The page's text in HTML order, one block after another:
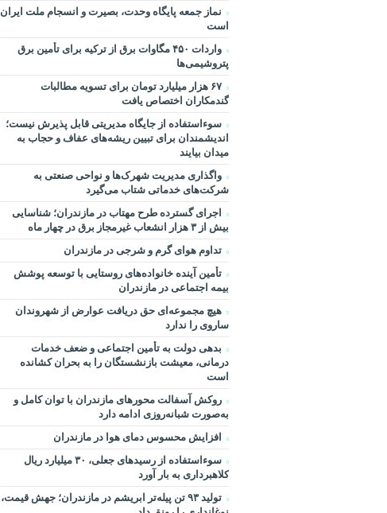
نماز جمعه پایگاه وحدت، بصیرت و انسجام ملت ایران
است
واردات ۴۵۰ مگاوات برق از ترکیه برای تأمین برق
پتروشیمی‌ها
۶۷ هزار میلیارد تومان برای تسویه مطالبات
گندمکاران اختصاص یافت
سوءاستفاده از جایگاه مدیریتی قابل پذیرش نیست؛
اندیشمندان برای تبیین ریشه‌های عفاف و حجاب به
میدان بیایند
واگذاری مدیریت شهرک‌ها و نواحی صنعتی به
شرکت‌های خدماتی شتاب می‌گیرد
اجرای گسترده طرح مهتاب در مازندران؛ شناسایی
بیش از ۳ هزار انشعاب غیرمجاز برق در چهار ماه
تداوم هوای گرم و شرجی در مازندران
تأمین آینده خانواده‌های روستایی با توسعه پوشش
بیمه اجتماعی در مازندران
هیچ مجموعه‌ای حق دریافت عوارض از شهروندان
ساروی را ندارد
بدهی دولت به تأمین اجتماعی و ضعف خدمات
درمانی، معیشت بازنشستگان را به بحران کشانده
است
روکش آسفالت محورهای مازندران با توان کامل و
به‌صورت شبانه‌روزی ادامه دارد
افزایش محسوس دمای هوا در مازندران
سوءاستفاده از رسیدهای جعلی، ۳۰ میلیارد ریال
کلاهبرداری به بار آورد
تولید ۹۳ تن پیله‌تر ابریشم در مازندران؛ جهش قیمت،